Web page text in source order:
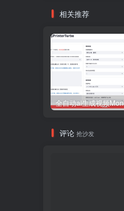
相关推荐
评论 抢沙发